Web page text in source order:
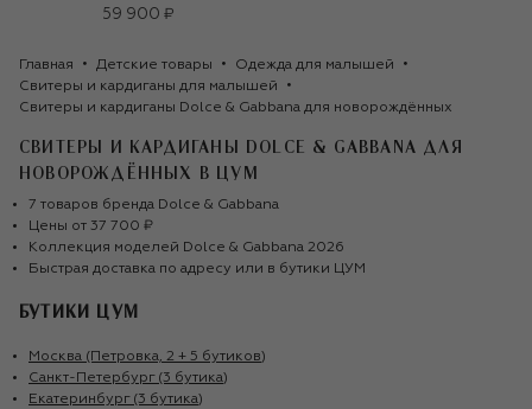
59 900 ₽
Главная Детские товары
Одежда для малышей
Свитеры и кардиганы для малышей
Свитеры и кардиганы Dolce & Gabbana для новорождённых
СВИТЕРЫ И КАРДИГАНЫ DOLCE & GABBANA ДЛЯ
НОВОРОЖДЁННЫХ
В ЦУМ
7 товаров бренда Dolce & Gabbana
Цены от 37 700 ₽
Коллекция моделей Dolce & Gabbana 2026
Быстрая доставка по адресу или в бутики ЦУМ
БУТИКИ ЦУМ
Москва (Петровка, 2 + 5 бутиков)
Санкт-Петербург (3 бутика)
Екатеринбург (3 бутика)